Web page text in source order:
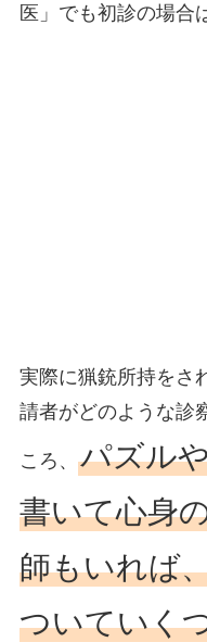
医」でも初診の場合
実際に猟銃所持をさ
請者がどのような診
ころ、 パズル
書いて心身
師もいれば
ついていく